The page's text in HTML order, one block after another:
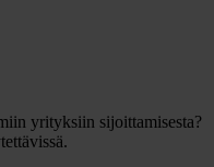
yrityksiin sijoittamisesta?